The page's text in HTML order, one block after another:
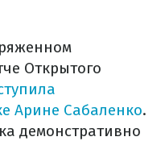
Открытого
Арине Сабаленко.
демонстративно